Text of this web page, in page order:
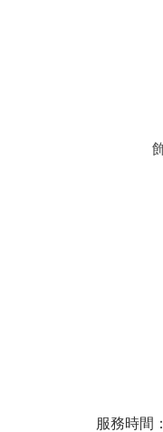
服務時間